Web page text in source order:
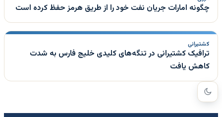
چگونه امارات جریان نفت خود را از طریق هرمز حفظ کرده است
کشتیرانی
ترافیک کشتیرانی در تنگه‌های کلیدی خلیج فارس به شدت
کاهش یافت